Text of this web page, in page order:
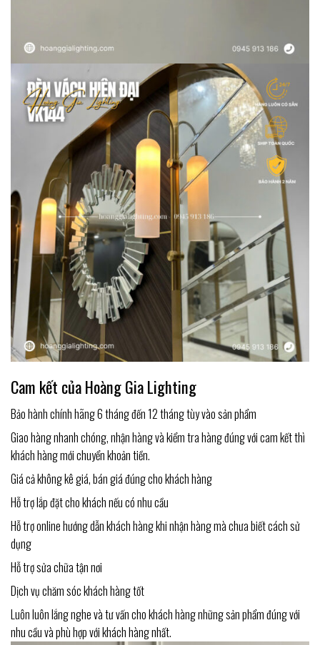
Cam kết của Hoàng Gia Lighting
Bảo hành chính hãng 6 tháng đến 12 tháng tùy vào sản phẩm
Giao hàng nhanh chóng, nhận hàng và kiểm tra hàng đúng với cam kết thì
khách hàng mới chuyển khoản tiền.
Giá cả không kê giá, bán giá đúng cho khách hàng
Hỗ trợ lắp đặt cho khách nếu có nhu cầu
Hỗ trợ online hướng dẫn khách hàng khi nhận hàng mà chưa biết cách sử
dụng
Hỗ trợ sửa chữa tận nơi
Dịch vụ chăm sóc khách hàng tốt
Luôn luôn lắng nghe và tư vấn cho khách hàng những sản phẩm đúng với
nhu cầu và phù hợp với khách hàng nhất.